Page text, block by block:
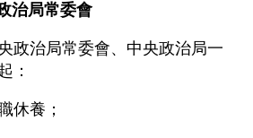
治局常委會
政治局常委會、中央政治局一
：
休養；